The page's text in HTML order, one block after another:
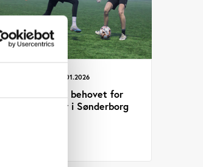
UDGIVELSE 31.01.2026
Undersøgelse af behovet for
kunstgræsbaner i Sønderborg